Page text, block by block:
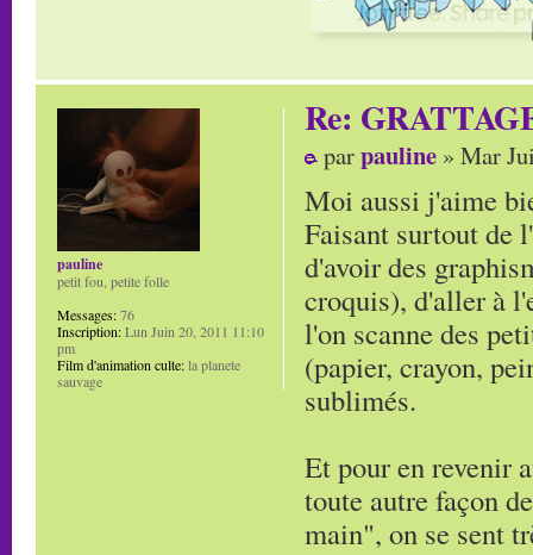
Re:
parpauline » Mar
Moi aussi j'aime
Faisant surtout de
d'avoir des
croquis), d'aller à
l'on scanne des
(papier, crayon,
sublimés.
Et pour en revenir
toute autre façon
main", on se sent
pauline
petit fou, petite folle
Messages:76
Inscription:Lun Juin 20, 2011 11:10
pm
Film d'animation culte:la planete
sauvage